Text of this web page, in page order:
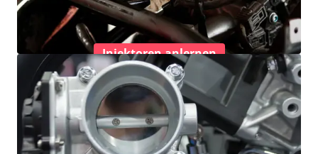
Injektoren anlernen